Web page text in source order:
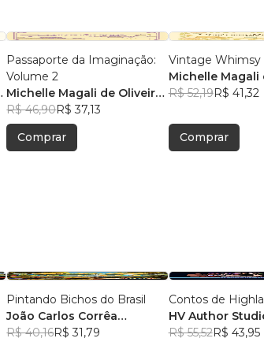
Passaporte da Imaginação:
Volume 2
Michelle Magali de Oliveira
Brandão
R$ 46,90R$ 37,13
Comprar
Vintage Whimsy
Michelle Magali
Brandão
R$ 52,19R$ 41,32
Comprar
Pintando Bichos do Brasil
João Carlos Corrêa
Caminha
R$ 40,16R$ 31,79
Contos de
HV Author
R$ 55,52R$ 43,95